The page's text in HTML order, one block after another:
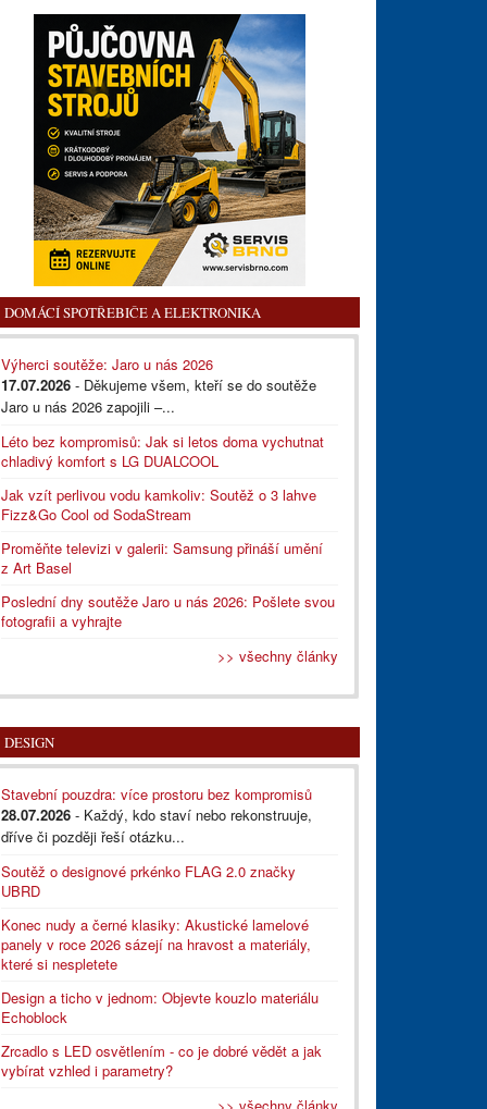
DOMÁCÍ SPOTŘEBIČE A ELEKTRONIKA
Výherci soutěže: Jaro u nás 2026
17.07.2026 - Děkujeme všem, kteří se do soutěže
Jaro u nás 2026 zapojili –...
Léto bez kompromisů: Jak si letos doma vychutnat
chladivý komfort s LG DUALCOOL
Jak vzít perlivou vodu kamkoliv: Soutěž o 3 lahve
Fizz&Go Cool od SodaStream
Proměňte televizi v galerii: Samsung přináší umění
z Art Basel
Poslední dny soutěže Jaro u nás 2026: Pošlete svou
fotografii a vyhrajte
>> všechny články
DESIGN
Stavební pouzdra: více prostoru bez kompromisů
28.07.2026 - Každý, kdo staví nebo rekonstruuje,
dříve či později řeší otázku...
Soutěž o designové prkénko FLAG 2.0 značky
UBRD
Konec nudy a černé klasiky: Akustické lamelové
panely v roce 2026 sázejí na hravost a materiály,
které si nespletete
Design a ticho v jednom: Objevte kouzlo materiálu
Echoblock
Zrcadlo s LED osvětlením - co je dobré vědět a jak
vybírat vzhled i parametry?